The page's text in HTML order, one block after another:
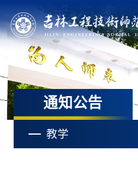
通知公告
教学